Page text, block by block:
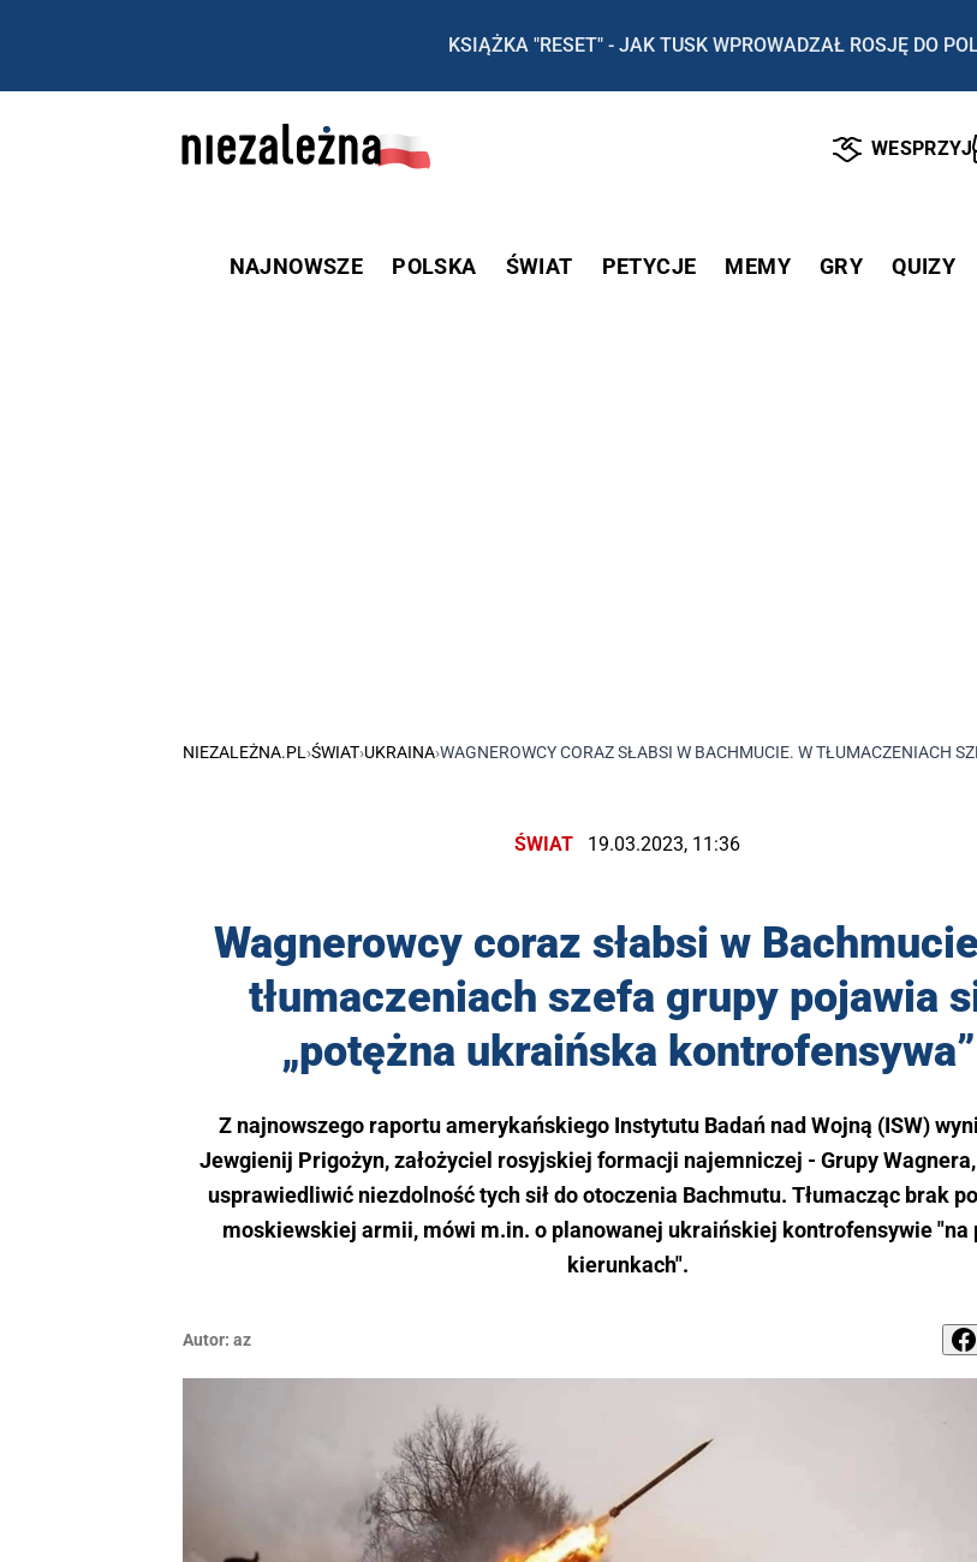
KSIĄŻKA "RESET" - JAK TUSK WPROWADZAŁ ROSJĘ DO
WESPRZYJ
NAJNOWSZE POLSKA ŚWIAT PETYCJE MEMY GRY QUIZY
NIEZALEŻNA.PL ›ŚWIAT›UKRAINA›WAGNEROWCY CORAZ SŁABSI W BACHMUCIE. W TŁUMACZENIACH
ŚWIAT 19.03.2023, 11:36
Wagnerowcy coraz słabsi w
tłumaczeniach szefa grupy pojawia
„potężna ukraińska kontrofensywa”
Z najnowszego raportu amerykańskiego Instytutu Badań nad Wojną (ISW)
Jewgienij Prigożyn, założyciel rosyjskiej formacji najemniczej - Grupy
usprawiedliwić niezdolność tych sił do otoczenia Bachmutu. Tłumacząc brak
moskiewskiej armii, mówi m.in. o planowanej ukraińskiej kontrofensywie "na
kierunkach".
Autor: az